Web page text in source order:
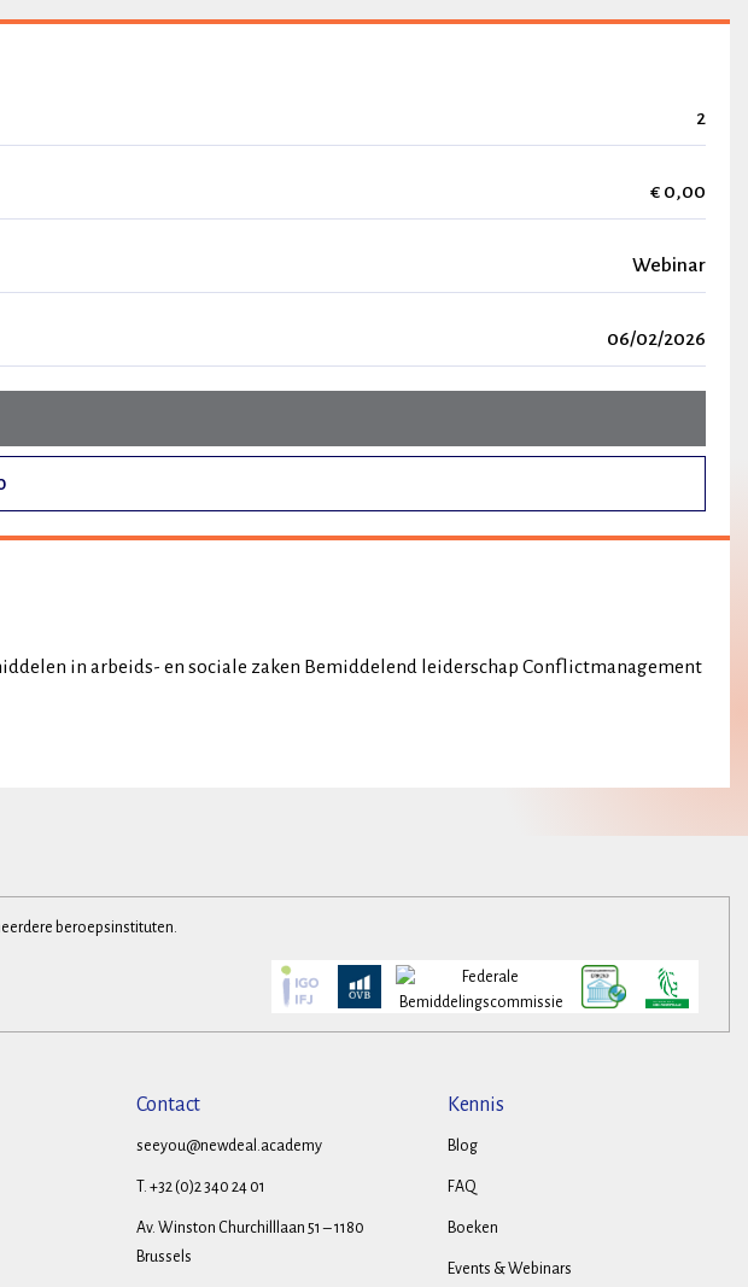
2
€ 0,00
Webinar
06/02/2026
in arbeids- en sociale zaken Bemiddelend leiderschap Conflictmanagement
beroepsinstituten.
Contact
seeyou@newdeal.academy
T. +32 (0)2 340 24 01
Av. Winston Churchilllaan 51 – 1180
Brussels
Kennis
Blog
FAQ
Boeken
Events & Webinars